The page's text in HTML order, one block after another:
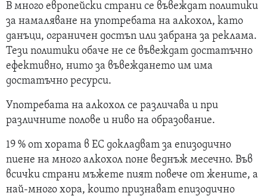
В много европейски страни се въвеждат политики
за намаляване на употребата на алкохол, като
данъци, ограничен достъп или забрана за реклама.
Тези политики обаче не се въвеждат достатъчно
ефективно, нито за въвеждането им има
достатъчно ресурси.
Употребата на алкохол се различава и при
различните полове и ниво на образование.
19 % от хората в ЕС докладват за епизодично
пиене на много алкохол поне веднъж месечно. Във
всички страни мъжете пият повече от жените, а
най-много хора, които признават епизодично